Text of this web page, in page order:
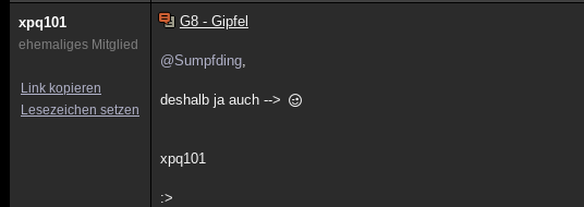
xpq101
ehemaliges Mitglied
Link kopieren
Lesezeichen setzen
G8 - Gipfel
@Sumpfding,
deshalb ja auch -->
xpq101
:>